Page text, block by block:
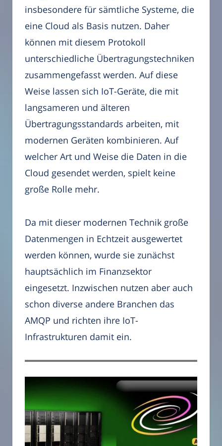
insbesondere für sämtliche Systeme, die
eine Cloud als Basis nutzen. Daher
können mit diesem Protokoll
unterschiedliche Übertragungstechniken
zusammengefasst werden. Auf diese
Weise lassen sich IoT-Geräte, die mit
langsameren und älteren
Übertragungsstandards arbeiten, mit
modernen Geräten kombinieren. Auf
welcher Art und Weise die Daten in die
Cloud gesendet werden, spielt keine
große Rolle mehr.
Da mit dieser modernen Technik große
Datenmengen in Echtzeit ausgewertet
werden können, wurde sie zunächst
hauptsächlich im Finanzsektor
eingesetzt. Inzwischen nutzen aber auch
schon diverse andere Branchen das
AMQP und richten ihre IoT-
Infrastrukturen damit ein.